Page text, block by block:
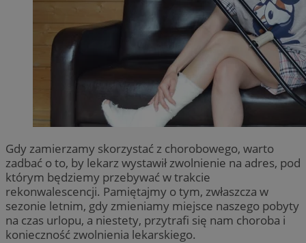
Gdy zamierzamy skorzystać z chorobowego, warto
zadbać o to, by lekarz wystawił zwolnienie na adres, pod
którym będziemy przebywać w trakcie
rekonwalescencji. Pamiętajmy o tym, zwłaszcza w
sezonie letnim, gdy zmieniamy miejsce naszego pobyty
na czas urlopu, a niestety, przytrafi się nam choroba i
konieczność zwolnienia lekarskiego.